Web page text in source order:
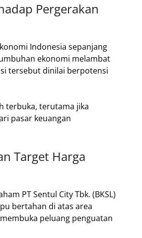
Pergerakan
Indonesia sepanjang
ekonomi melambat
tersebut dinilai berpotensi
terbuka, terutama jika
pasar keuangan
Target Harga
PT Sentul City Tbk. (BKSL)
bertahan di atas area
peluang penguatan